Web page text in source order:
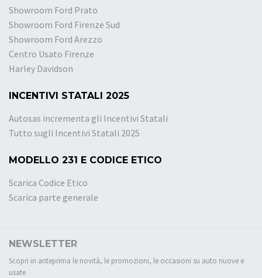
Showroom Ford Prato
Showroom Ford Firenze Sud
Showroom Ford Arezzo
Centro Usato Firenze
Harley Davidson
INCENTIVI STATALI 2025
Autosas incrementa gli Incentivi Statali
Tutto sugli Incentivi Statali 2025
MODELLO 231 E CODICE ETICO
Scarica Codice Etico
Scarica parte generale
NEWSLETTER
Scopri in anteprima le novità, le promozioni, le occasioni su auto nuove e
usate